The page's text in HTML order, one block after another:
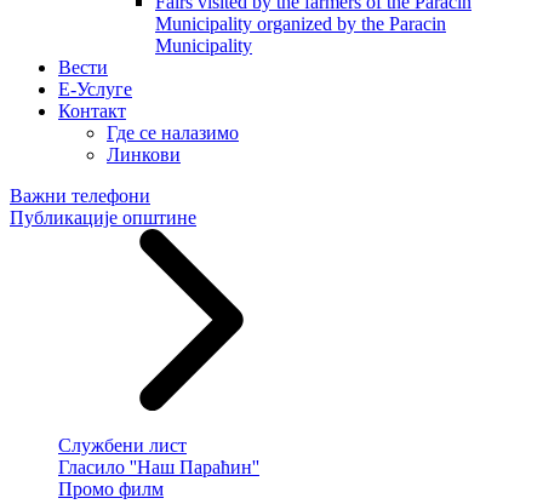
Municipality organized by the Paracin
Municipality
Вести
E-Услуге
Контакт
Где се налазимо
Линкови
Важни телефони
Публикације општине
Службени лист
Гласило ''Наш Параћин''
Промо филм